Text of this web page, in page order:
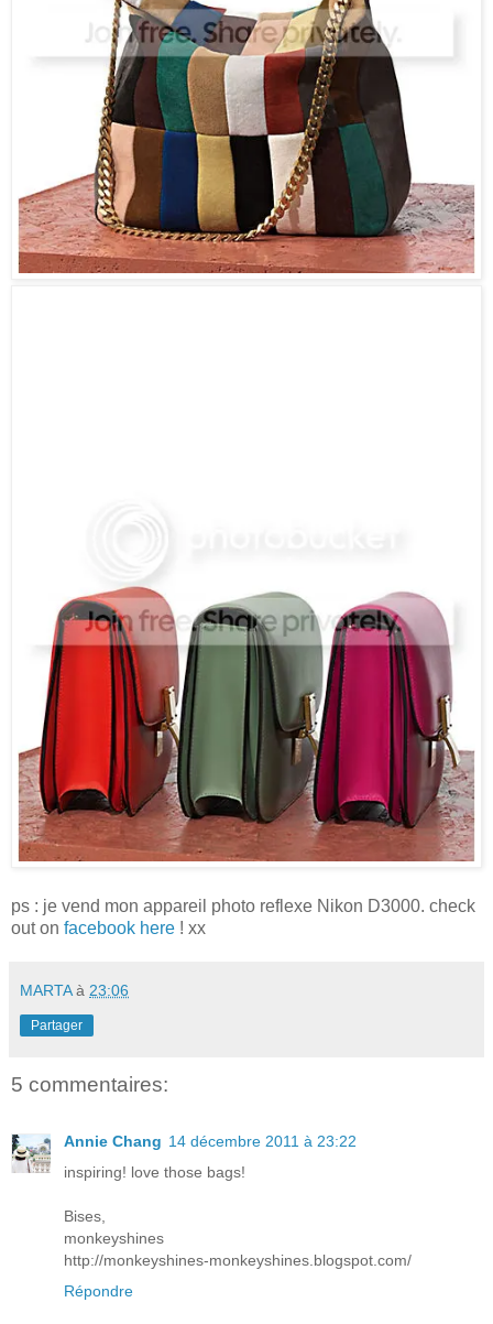
ps : je vend mon appareil photo reflexe Nikon D3000. check
out on facebook here ! xx
MARTA à 23:06
Partager
5 commentaires:
Annie Chang 14 décembre 2011 à 23:22
inspiring! love those bags!
Bises,
monkeyshines
http://monkeyshines-monkeyshines.blogspot.com/
Répondre